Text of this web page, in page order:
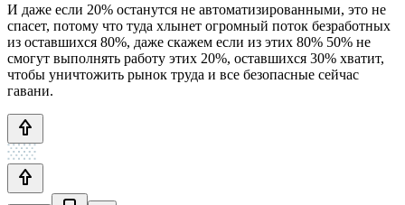
И даже если 20% останутся не автоматизированными, это не
спасет, потому что туда хлынет огромный поток безработных
из оставшихся 80%, даже скажем если из этих 80% 50% не
смогут выполнять работу этих 20%, оставшихся 30% хватит,
чтобы уничтожить рынок труда и все безопасные сейчас
гавани.